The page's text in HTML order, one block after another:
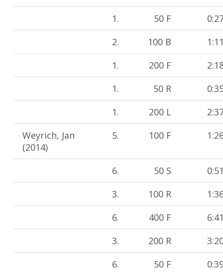
1.
50 F
2.
100 B
1.
200 F
1.
50 R
1.
200 L
Weyrich, Jan
(2014)
5. 100 F
6. 50 S
3.
100 R
6.
400 F
3.
200 R
6.
50 F